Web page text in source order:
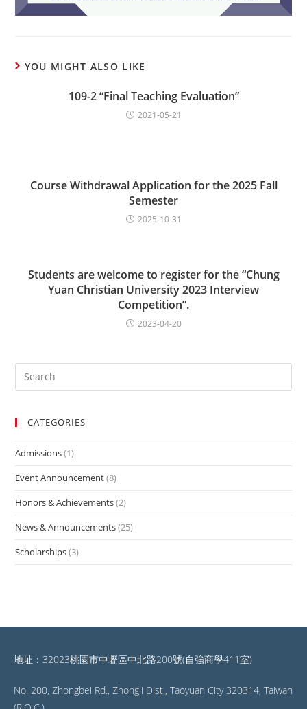
YOU MIGHT ALSO LIKE
109-2 “Final Teaching Evaluation”
2021-05-21
Course Withdrawal Application for the 2025 Fall
Semester
2025-10-31
Students are welcome to register for the “Chung
Yuan Christian University 2023 Interview
Competition”.
2023-04-20
CATEGORIES
Admissions(1)
Event Announcement(8)
Honors & Achievements(2)
News & Announcements(25)
Scholarships(3)
地址：32023桃園市中壢區中北路200號(自強商學411室)
No. 200, Zhongbei Rd., Zhongli Dist., Taoyuan City 320314, Taiwan